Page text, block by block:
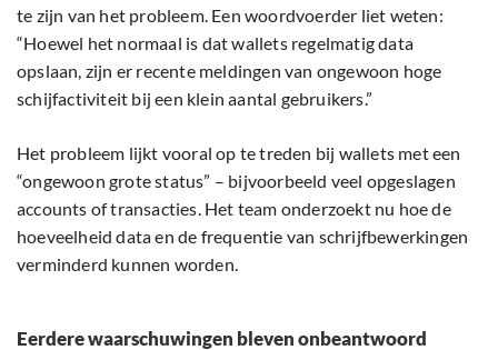
te zijn van het probleem. Een woordvoerder liet weten:
“Hoewel het normaal is dat wallets regelmatig data
opslaan, zijn er recente meldingen van ongewoon hoge
schijfactiviteit bij een klein aantal gebruikers.”
Het probleem lijkt vooral op te treden bij wallets met een
“ongewoon grote status” – bijvoorbeeld veel opgeslagen
accounts of transacties. Het team onderzoekt nu hoe de
hoeveelheid data en de frequentie van schrijfbewerkingen
verminderd kunnen worden.
Eerdere waarschuwingen bleven onbeantwoord